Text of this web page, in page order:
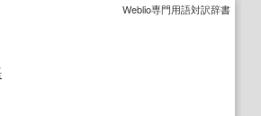
Weblio専門用語対訳辞書